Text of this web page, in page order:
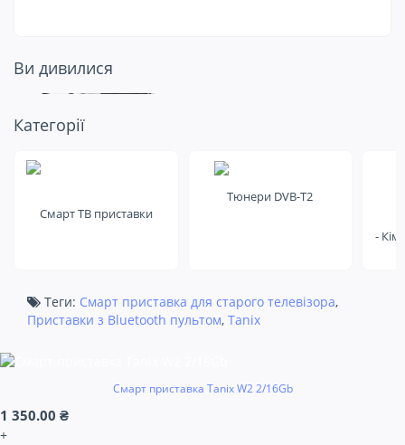
Ви дивилися
Подивіться ще
на це
Категорії
Смарт ТВ приставки
Тюнери DVB-T2
-
Теги: Смарт приставка для старого телевізора,
Приставки з Bluetooth пультом, Tanix
Смарт приставка Tanix W2 2/16Gb
1 350.00 ₴
+